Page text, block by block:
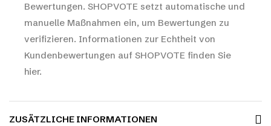
Bewertungen. SHOPVOTE setzt automatische und
manuelle Maßnahmen ein, um Bewertungen zu
verifizieren. Informationen zur Echtheit von
Kundenbewertungen auf SHOPVOTE finden Sie
hier.
ZUSÄTZLICHE INFORMATIONEN